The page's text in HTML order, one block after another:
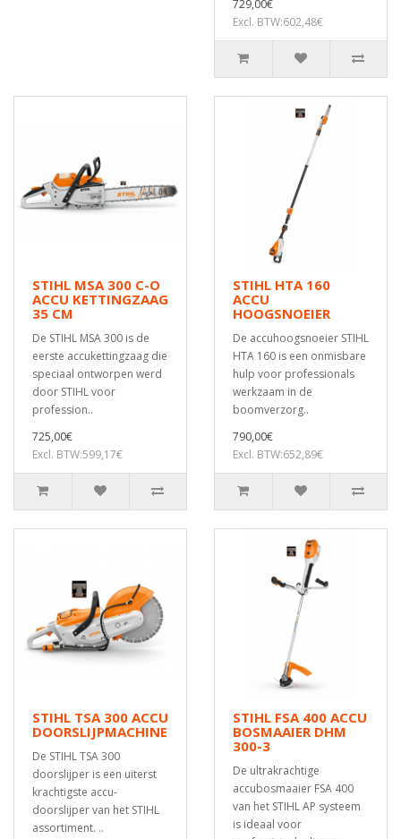
729,00€
Excl. BTW:602,48€
STIHL MSA 300 C-O
ACCU KETTINGZAAG
35 CM
De STIHL MSA 300 is de
eerste accukettingzaag die
speciaal ontworpen werd
door STIHL voor
profession..
725,00€
Excl. BTW:599,17€
STIHL HTA 160
ACCU
HOOGSNOEIER
De accuhoogsnoeier STIHL
HTA 160 is een onmisbare
hulp voor professionals
werkzaam in de
boomverzorg..
790,00€
Excl. BTW:652,89€
STIHL TSA 300 ACCU
DOORSLIJPMACHINE
De STIHL TSA 300
doorslijper is een uiterst
krachtigste accu-
doorslijper van het STIHL
assortiment. ..
STIHL FSA 400 ACCU
BOSMAAIER DHM
300-3
De ultrakrachtige
accubosmaaier FSA 400
van het STIHL AP systeem
is ideaal voor